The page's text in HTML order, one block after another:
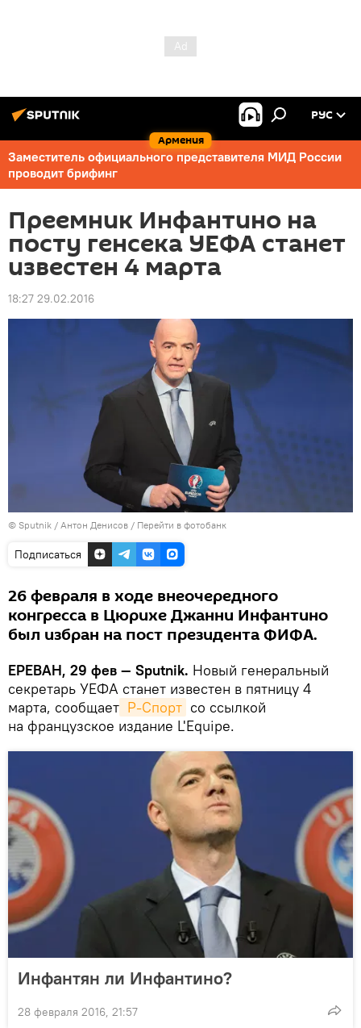
Армения
РУС
Заместитель официального представителя МИД России
проводит брифинг
Преемник Инфантино на
посту генсека УЕФА станет
известен 4 марта
18:27 29.02.2016
© Sputnik / Антон Денисов / Перейти в фотобанк
Подписаться
26 февраля в ходе внеочередного
конгресса в Цюрихе Джанни Инфантино
был избран на пост президента ФИФА.
ЕРЕВАН, 29 фев — Sputnik. Новый генеральный
секретарь УЕФА станет известен в пятницу 4
марта, сообщает Р-Спорт со ссылкой
на французское издание L'Equipe.
Инфантян ли Инфантино?
28 февраля 2016, 21:57